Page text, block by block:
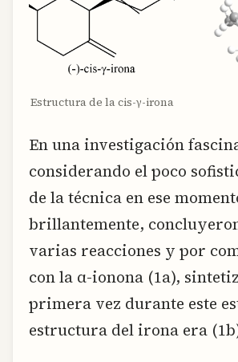
Estructura de la cis-γ-irona
En una investigación
considerando el poco
de la técnica en ese
brillantemente,
varias reacciones y por
con la α-ionona (1a),
primera vez durante este
estructura del irona era